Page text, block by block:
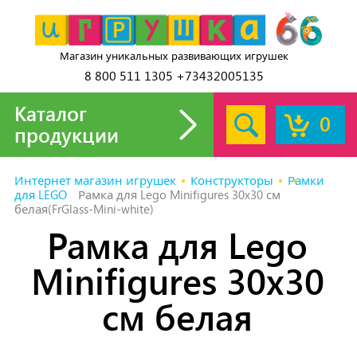
Магазин уникальных развивающих игрушек
8 800 511 1305 +73432005135
0
Каталог
продукции
Интернет магазин игрушек Конструкторы
Рамки
для LEGO
Рамка для Lego Minifigures 30x30 см
белая(FrGlass-Mini-white)
Рамка для Lego
Minifigures 30x30
см белая